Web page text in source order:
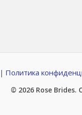
| Политика
© 2026 Rose Brides.